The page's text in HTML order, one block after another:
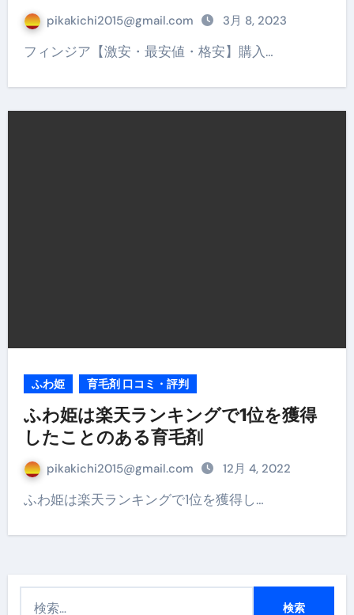
pikakichi2015@gmail.com 3月 8, 2023
フィンジア【激安・最安値・格安】購入…
ふわ姫 育毛剤 口コミ・評判
ふわ姫は楽天ランキングで1位を獲得
したことのある育毛剤
pikakichi2015@gmail.com 12月 4, 2022
ふわ姫は楽天ランキングで1位を獲得し…